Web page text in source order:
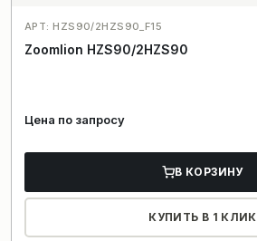
АРТ: HZS90/2HZS90_F15
Zoomlion HZS90/2HZS90
Цена по запросу
В КОРЗИНУ
КУПИТЬ В 1 КЛИК